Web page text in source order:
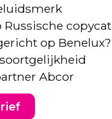
Russische copycat
op Benelux?
Abcor